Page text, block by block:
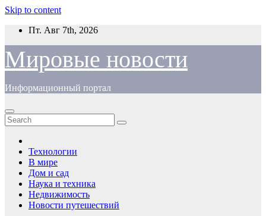
Skip to content
Пт. Авг 7th, 2026
Мировые новости
Информационный портал
Технологии
В мире
Дом и сад
Наука и техника
Недвижимость
Новости путешествий